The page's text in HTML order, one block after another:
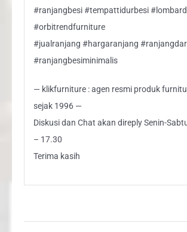
#ranjangbesi #tempattidurbesi
#orbitrendfurniture
#jualranjang #hargaranjang
#ranjangbesiminimalis
— klikfurniture : agen resmi produk
sejak 1996 —
Diskusi dan Chat akan direply Senin-
– 17.30
Terima kasih